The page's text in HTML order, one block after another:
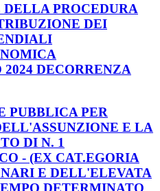
PROCEDURA
DEI
DECORRENZA
PUBBLICA PER
E LA
DI N. 1
- (EX CAT.EGORIA
E DELL'ELEVATA
DETERMINATO